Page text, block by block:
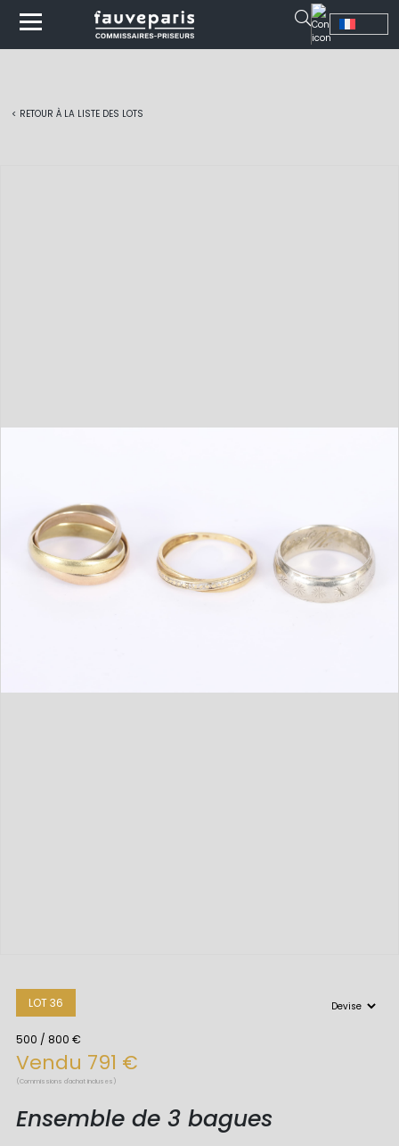
< RETOUR À LA LISTE DES LOTS
LOT 36
500 / 800 €
Vendu 791 €
(Commissions d'achat incluses)
Ensemble de 3 bagues